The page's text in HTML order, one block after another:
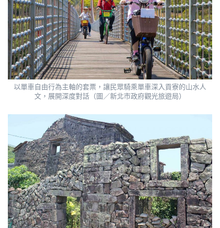
以單車自由行為主軸的套票，讓民眾騎乘單車深入貢寮的山水人
文，展開深度對話（圖／新北市政府觀光旅遊局）